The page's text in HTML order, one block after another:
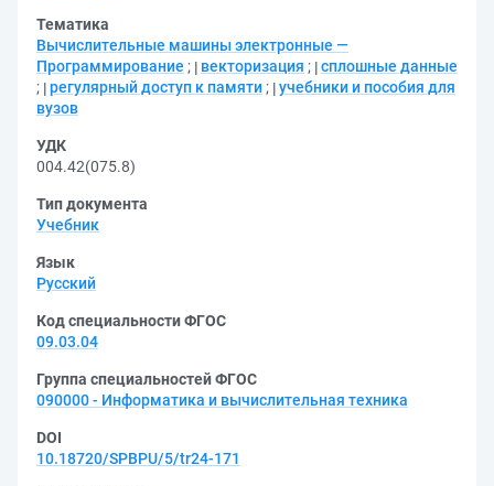
Тематика
Вычислительные машины электронные —
Программирование ; векторизация ; сплошные данные
; регулярный доступ к памяти ; учебники и пособия для
вузов
УДК
004.42(075.8)
Тип документа
Учебник
Язык
Русский
Код специальности ФГОС
09.03.04
Группа специальностей ФГОС
090000 - Информатика и вычислительная техника
DOI
10.18720/SPBPU/5/tr24-171